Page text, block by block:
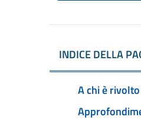
INDICE DELLA
A chi è rivolto